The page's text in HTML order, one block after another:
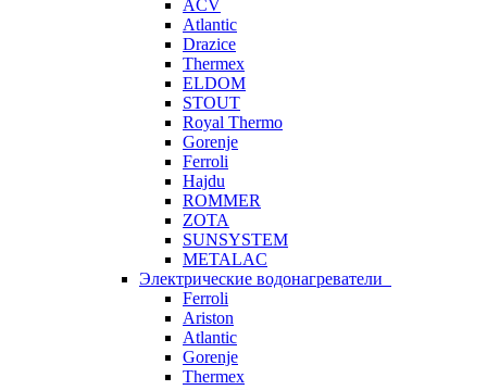
ACV
Atlantic
Drazice
Thermex
ELDOM
STOUT
Royal Thermo
Gorenje
Ferroli
Hajdu
ROMMER
ZOTA
SUNSYSTEM
METALAC
Электрические водонагреватели
Ferroli
Ariston
Atlantic
Gorenje
Thermex